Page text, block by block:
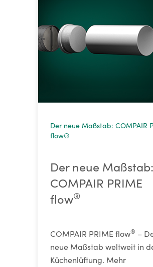
Der neue Maßstab: COMPAIR
flow®
Der neue Maßstab:
COMPAIR PRIME
flow®
COMPAIR PRIME flow® –
neue Maßstab weltweit in
Küchenlüftung. Mehr